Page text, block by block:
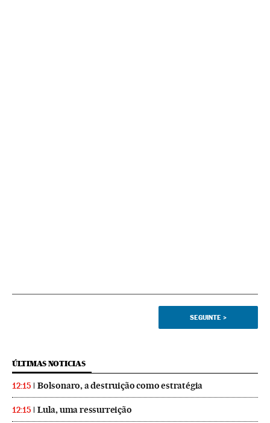
SEGUINTE >
ÚLTIMAS NOTICIAS
12:15 Bolsonaro, a destruição como estratégia
12:15 Lula, uma ressurreição